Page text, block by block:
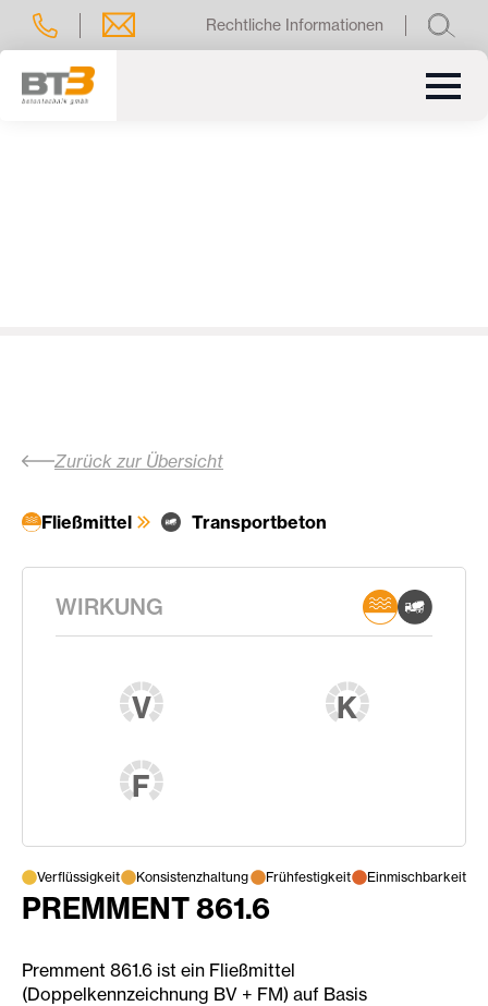
Rechtliche Informationen
Zurück zur Übersicht
Fließmittel Transportbeton
WIRKUNG
V K
F
Verflüssigkeit Konsistenzhaltung Frühfestigkeit Einmischbarkeit
PREMMENT 861.6
Premment 861.6 ist ein Fließmittel
(Doppelkennzeichnung BV + FM) auf Basis